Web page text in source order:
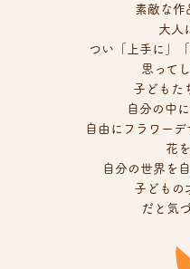
素敵な作
大人
つい「上手に」
思って
子どもた
自分の中
自由にフラワーデ
花
自分の世界を
子どもの
だと気